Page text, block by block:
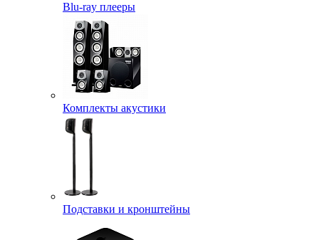
Blu-ray плееры
Комплекты акустики
Подставки и кронштейны